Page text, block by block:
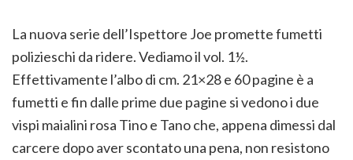
La nuova serie dell’Ispettore Joe promette fumetti
polizieschi da ridere. Vediamo il vol. 1½.
Effettivamente l’albo di cm. 21×28 e 60 pagine è a
fumetti e fin dalle prime due pagine si vedono i due
vispi maialini rosa Tino e Tano che, appena dimessi dal
carcere dopo aver scontato una pena, non resistono